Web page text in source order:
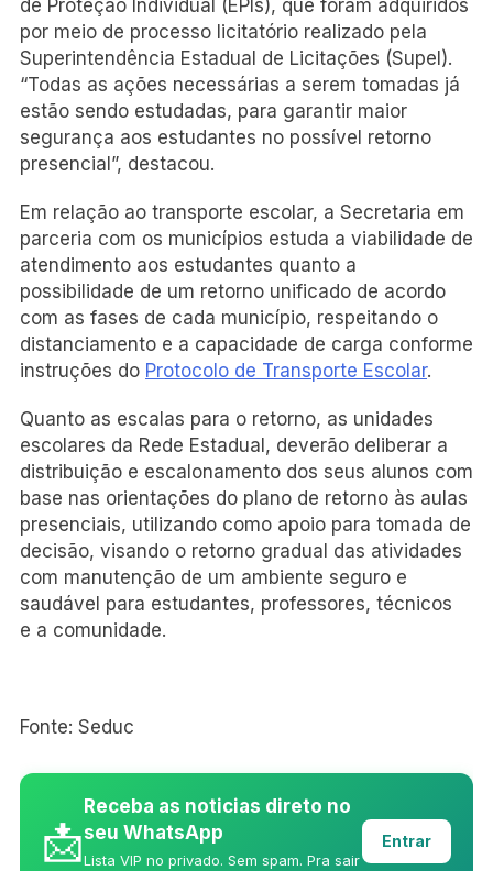
de Proteção Individual (EPIs), que foram adquiridos
por meio de processo licitatório realizado pela
Superintendência Estadual de Licitações (Supel).
“Todas as ações necessárias a serem tomadas já
estão sendo estudadas, para garantir maior
segurança aos estudantes no possível retorno
presencial”, destacou.
Em relação ao transporte escolar, a Secretaria em
parceria com os municípios estuda a viabilidade de
atendimento aos estudantes quanto a
possibilidade de um retorno unificado de acordo
com as fases de cada município, respeitando o
distanciamento e a capacidade de carga conforme
instruções do Protocolo de Transporte Escolar.
Quanto as escalas para o retorno, as unidades
escolares da Rede Estadual, deverão deliberar a
distribuição e escalonamento dos seus alunos com
base nas orientações do plano de retorno às aulas
presenciais, utilizando como apoio para tomada de
decisão, visando o retorno gradual das atividades
com manutenção de um ambiente seguro e
saudável para estudantes, professores, técnicos
e a comunidade.
Fonte: Seduc
📩
Receba as noticias direto no
seu WhatsApp
Lista VIP no privado. Sem spam. Pra sair
Entrar